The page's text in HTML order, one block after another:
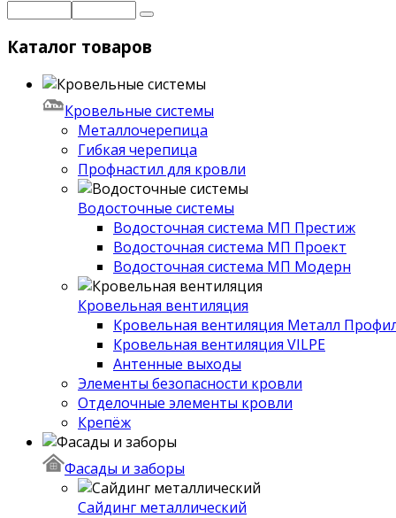
Каталог товаров
Кровельные системы
Металлочерепица
Гибкая черепица
Профнастил для кровли
Водосточные системы
Водосточная система МП Престиж
Водосточная система МП Проект
Водосточная система МП Модерн
Кровельная вентиляция
Кровельная вентиляция Металл
Кровельная вентиляция VILPE
Антенные выходы
Элементы безопасности кровли
Отделочные элементы кровли
Крепёж
Фасады и заборы
Сайдинг металлический